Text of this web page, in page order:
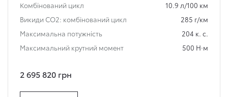
Комбінований цикл
10.9 л/100 км
Викиди СО2: комбінований цикл
285 г/км
Максимальна потужність
204 к. с.
Максимальний крутний момент
500 Н·м
2 695 820 грн